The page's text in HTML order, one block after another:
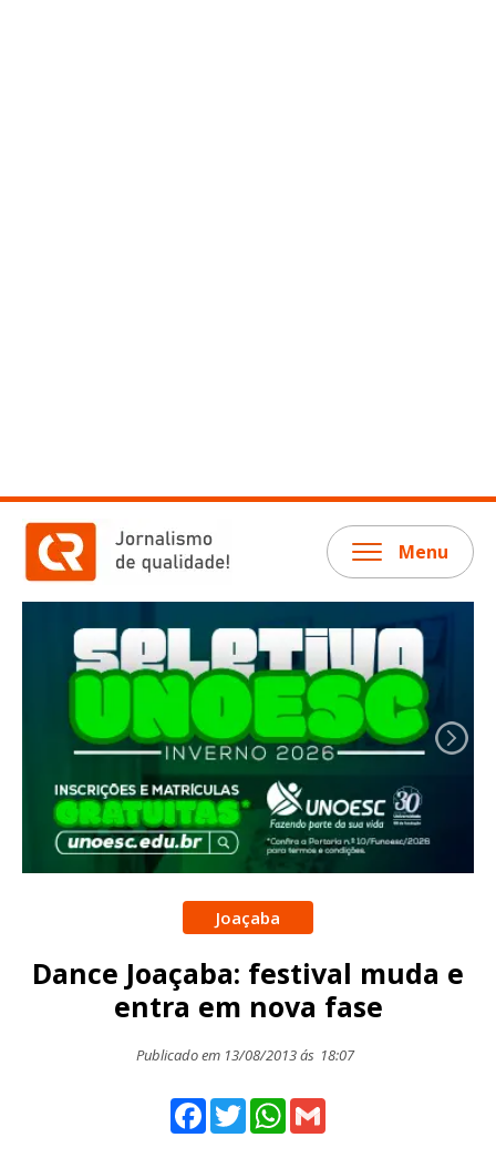
Menu
Joaçaba
Dance Joaçaba: festival muda e
entra em nova fase
Publicado em 13/08/2013 ás 18:07
Facebook
TwitterWhatsApp